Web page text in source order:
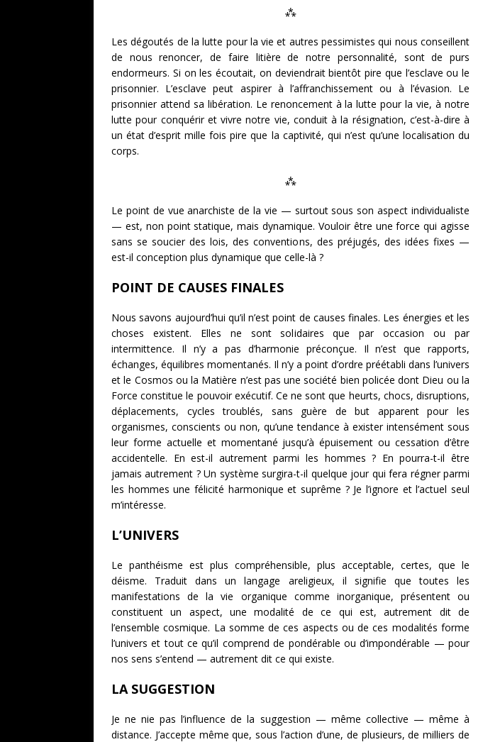
⁂
Les dégoutés de la lutte pour la vie et autres pessimistes qui nous conseillent
de nous renoncer, de faire litière de notre personnalité, sont de purs
endormeurs. Si on les écoutait, on deviendrait bientôt pire que l’esclave ou le
prisonnier. L’esclave peut aspirer à l’affranchissement ou à l’évasion. Le
prisonnier attend sa libération. Le renoncement à la lutte pour la vie, à notre
lutte pour conquérir et vivre notre vie, conduit à la résignation, c’est-à-dire à
un état d’esprit mille fois pire que la captivité, qui n’est qu’une localisation du
corps.
⁂
Le point de vue anarchiste de la vie — surtout sous son aspect individualiste
— est, non point statique, mais dynamique. Vouloir être une force qui agisse
sans se soucier des lois, des conventions, des préjugés, des idées fixes —
est-il conception plus dynamique que celle-là ?
POINT DE CAUSES FINALES
Nous savons aujourd’hui qu’il n’est point de causes finales. Les énergies et les
choses existent. Elles ne sont solidaires que par occasion ou par
intermittence. Il n’y a pas d’harmonie préconçue. Il n’est que rapports,
échanges, équilibres momentanés. Il n’y a point d’ordre préétabli dans l’univers
et le Cosmos ou la Matière n’est pas une société bien policée dont Dieu ou la
Force constitue le pouvoir exécutif. Ce ne sont que heurts, chocs, disruptions,
déplacements, cycles troublés, sans guère de but apparent pour les
organismes, conscients ou non, qu’une tendance à exister intensément sous
leur forme actuelle et momentané jusqu’à épuisement ou cessation d’être
accidentelle. En est-il autrement parmi les hommes ? En pourra-t-il être
jamais autrement ? Un système surgira-t-il quelque jour qui fera régner parmi
les hommes une félicité harmonique et suprême ? Je l’ignore et l’actuel seul
m’intéresse.
L’UNIVERS
Le panthéisme est plus compréhensible, plus acceptable, certes, que le
déisme. Traduit dans un langage areligieux, il signifie que toutes les
manifestations de la vie organique comme inorganique, présentent ou
constituent un aspect, une modalité de ce qui est, autrement dit de
l’ensemble cosmique. La somme de ces aspects ou de ces modalités forme
l’univers et tout ce qu’il comprend de pondérable ou d’impondérable — pour
nos sens s’entend — autrement dit ce qui existe.
LA SUGGESTION
Je ne nie pas l’influence de la suggestion — même collective — même à
distance. J’accepte même que, sous l’action d’une, de plusieurs, de milliers de